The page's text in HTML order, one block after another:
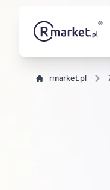
rmarket.pl